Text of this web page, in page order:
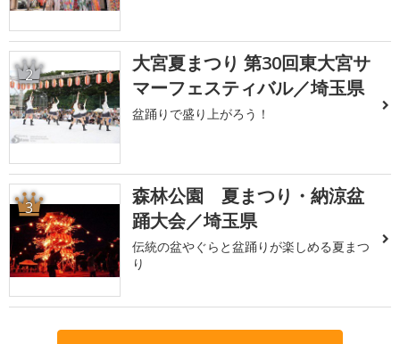
2
大宮夏まつり 第30回東大宮サ
マーフェスティバル／埼玉県
盆踊りで盛り上がろう！
3
森林公園 夏まつり・納涼盆
踊大会／埼玉県
伝統の盆やぐらと盆踊りが楽しめる夏まつ
り